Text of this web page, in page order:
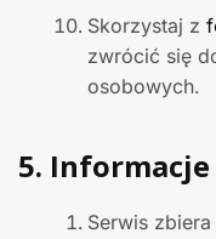
Skorzystaj z
zwrócić się
osobowych.
5.
Serwis